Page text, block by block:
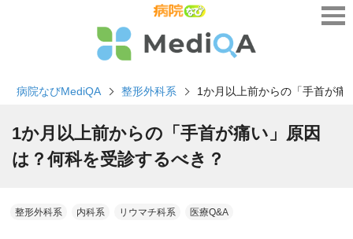
病院なびMediQA 整形外科系 1か月以上前からの「手首が痛
1か月以上前からの「手首が痛い」原因
は？何科を受診するべき？
整形外科系 内科系 リウマチ科系 医療Q&A